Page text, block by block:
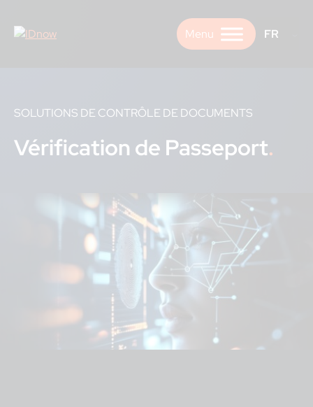
content
FR
SOLUTIONS DE CONTRÔLE DE DOCUMENTS
Vérification de Passeport.